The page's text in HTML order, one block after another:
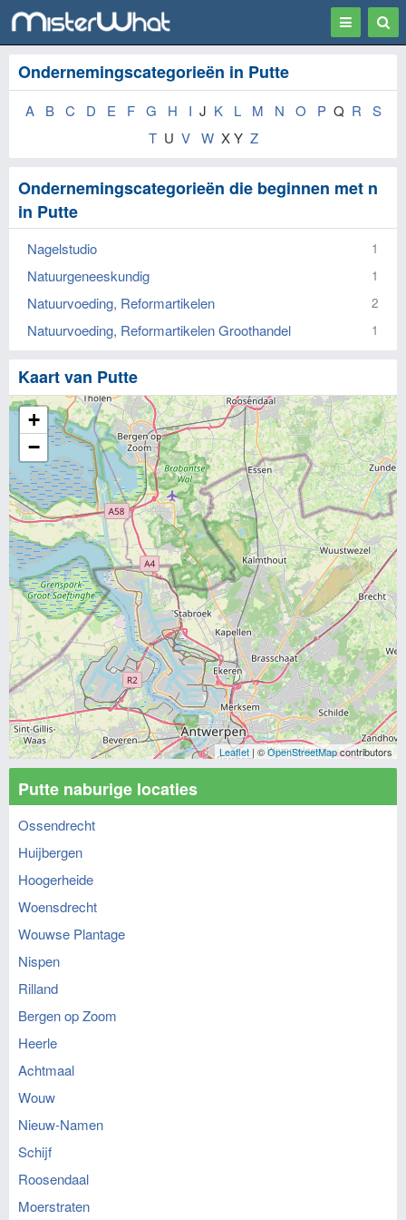
Toggle
Ondernemingscategorieën in Putte
A B C D E F G H I J K L M N O P Q R
S
T U V W X Y Z
Ondernemingscategorieën die beginnen met n
in Putte
Nagelstudio 1
Natuurgeneeskundig 1
Natuurvoeding, Reformartikelen 2
Natuurvoeding, Reformartikelen Groothandel 1
Kaart van Putte
+
−
Leaflet | ©OpenStreetMapcontributors
Putte naburige locaties
Ossendrecht
Huijbergen
Hoogerheide
Woensdrecht
Wouwse Plantage
Nispen
Rilland
Bergen op Zoom
Heerle
Achtmaal
Wouw
Nieuw-Namen
Schijf
Roosendaal
Moerstraten